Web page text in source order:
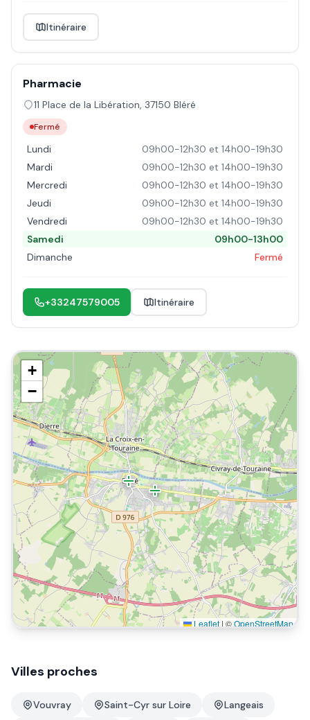
Itinéraire
Pharmacie
11 Place de la Libération, 37150 Bléré
Fermé
Lundi
09h00-12h30 et 14h00-19h30
Mardi
09h00-12h30 et 14h00-19h30
Mercredi
09h00-12h30 et 14h00-19h30
Jeudi
09h00-12h30 et 14h00-19h30
Vendredi
09h00-12h30 et 14h00-19h30
Samedi
09h00-13h00
Dimanche
Fermé
+33247579005 Itinéraire
+
−
Leaflet | ©OpenStreetMap
Villes proches
Vouvray Saint-Cyr sur Loire Langeais